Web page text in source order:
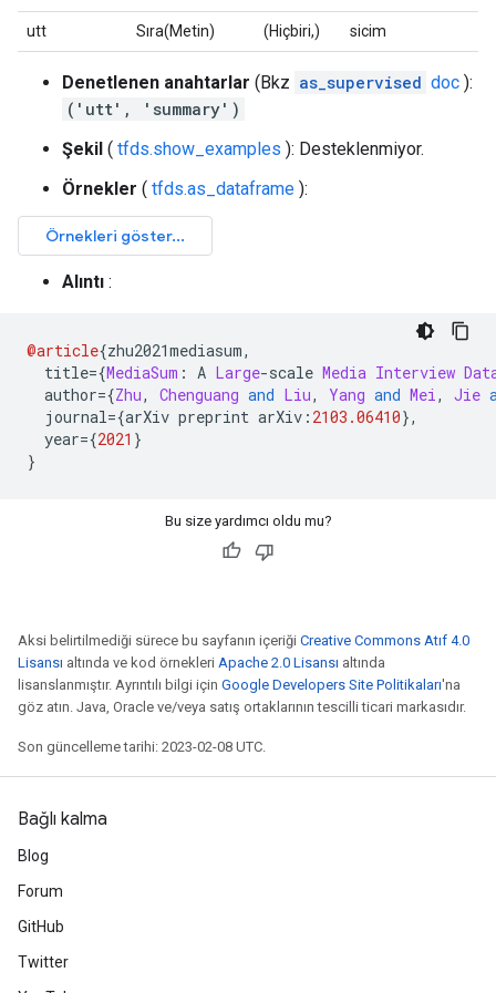
utt Sıra(Metin) (Hiçbiri,) sicim
Denetlenen anahtarlar (Bkz as_supervised doc ):
('utt', 'summary')
Şekil ( tfds.show_examples ): Desteklenmiyor.
Örnekler ( tfds.as_dataframe ):
Alıntı :
@article{zhu2021mediasum,
title={MediaSum : A Large-scale Media Interview
author={Zhu, Chenguang and Liu, Yang and Mei, Jie
journal={arXiv preprint arXiv : 2103.06410},
year={2021 }
}
Bu size yardımcı oldu mu?
Aksi belirtilmediği sürece bu sayfanın içeriği Creative Commons Atıf 4.0
Lisansı altında ve kod örnekleri Apache 2.0 Lisansı altında
lisanslanmıştır. Ayrıntılı bilgi için Google Developers Site Politikaları'na
göz atın. Java, Oracle ve/veya satış ortaklarının tescilli ticari markasıdır.
Son güncelleme tarihi: 2023-02-08 UTC.
Bağlı kalma
Blog
Forum
GitHub
Twitter